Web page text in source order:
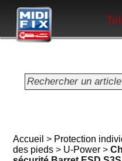
Tél.
Accueil > Protection
des pieds > U-Power >